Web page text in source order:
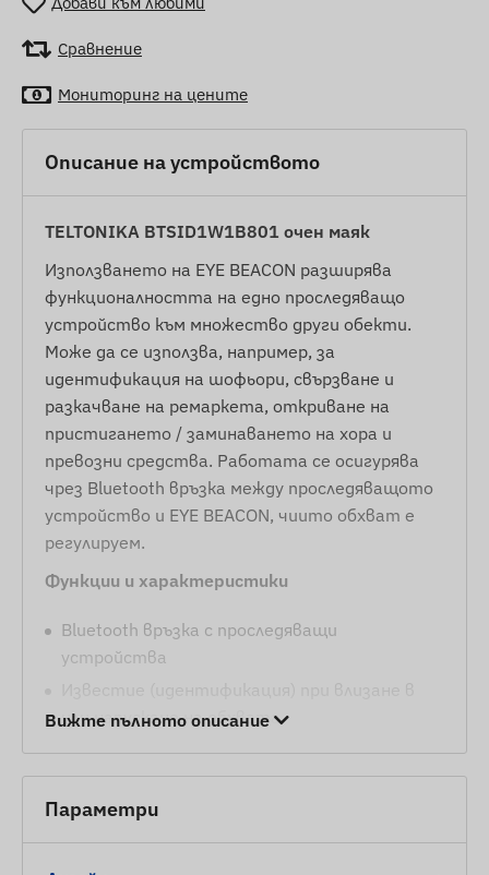
Сравнение
Мониторинг на цените
Описание на устройството
TELTONIKA BTSID1W1B801 очен маяк
Използването на EYE BEACON разширява
функционалността на едно проследяващо
устройство към множество други обекти.
Може да се използва, например, за
идентификация на шофьори, свързване и
разкачване на ремаркета, откриване на
пристигането / заминаването на хора и
превозни средства. Работата се осигурява
чрез Bluetooth връзка между проследяващото
устройство и EYE BEACON, чиито обхват е
регулируем.
Функции и характеристики
Bluetooth връзка с проследяващи
устройства
или напускане на обхвата
TELTONIKA BTSID1W1B801 EYE BEACON
Вижте пълното описание
Параметри